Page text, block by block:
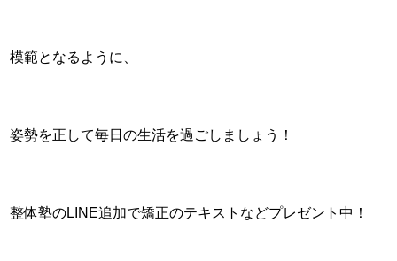
模範となるように、
姿勢を正して毎日の生活を過ごしましょう！
整体塾のLINE追加で矯正のテキストなどプレゼント中！